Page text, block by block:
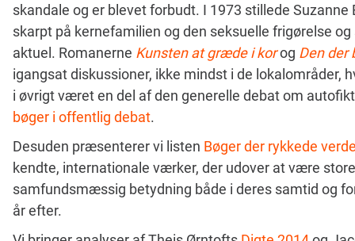
skandale og er blevet forbudt. I 1973 stillede
skarpt på kernefamilien og den seksuelle frigørelse
aktuel. Romanerne Kunsten at græde i korog Den der
igangsat diskussioner, ikke mindst i de lokalområder,
i øvrigt været en del af den generelle debat om
bøger i offentlig debat.
Desuden præsenterer vi listen Bøger der rykkede
kendte, internationale værker, der udover at være
samfundsmæssig betydning både i deres samtid og
år efter.